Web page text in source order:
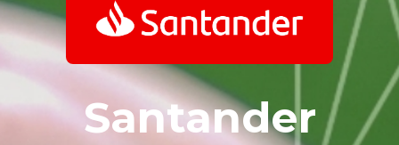
Santander